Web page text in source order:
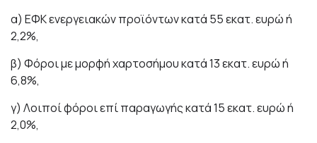
α) ΕΦΚ ενεργειακών προϊόντων κατά 55 εκατ. ευρώ ή
2,2%,
β) Φόροι με μορφή χαρτοσήμου κατά 13 εκατ. ευρώ ή
6,8%,
γ) Λοιποί φόροι επί παραγωγής κατά 15 εκατ. ευρώ ή
2,0%,